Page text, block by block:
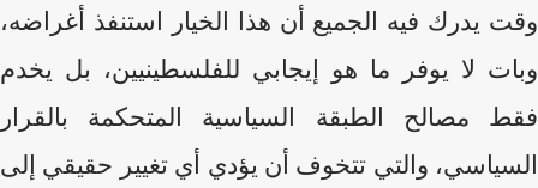
وقت يدرك فيه الجميع أن هذا الخيار استنفذ أغراضه،
وبات لا يوفر ما هو إيجابي للفلسطينيين، بل يخدم
فقط مصالح الطبقة السياسية المتحكمة بالقرار
السياسي، والتي تتخوف أن يؤدي أي تغيير حقيقي إلى